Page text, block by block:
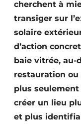
Construction
Contrôle d’accès
Éclairage
Fondations
Façades
cherchent à
transiger sur
solaire
d’action
baie vitrée, au-
restauration ou
plus seulement
créer un lieu
et plus